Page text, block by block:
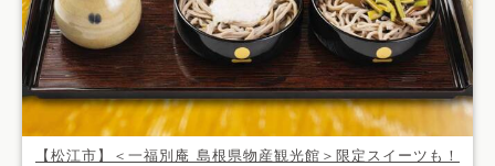
【松江市】＜一福別庵 島根県物産観光館＞限定スイーツも！